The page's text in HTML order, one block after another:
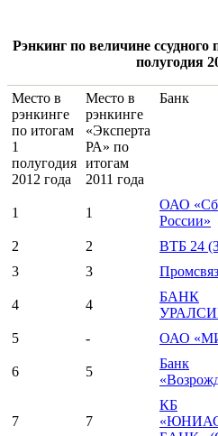
Рэнкинг по величине
полугодия
Место в
рэнкинге
по итогам
1
полугодия
2012 года
Место в
рэнкинге
«Эксперта
РА» по
итогам
2011 года
Банк
1 1
ОАО
России»
2 2 ВТБ 24
3
3
4 4
БАНК
5 - ОАО
6 5
Банк
7 7
КБ